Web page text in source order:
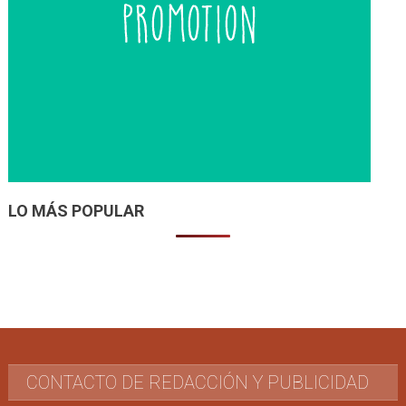
LO MÁS POPULAR
CONTACTO DE REDACCIÓN Y PUBLICIDAD